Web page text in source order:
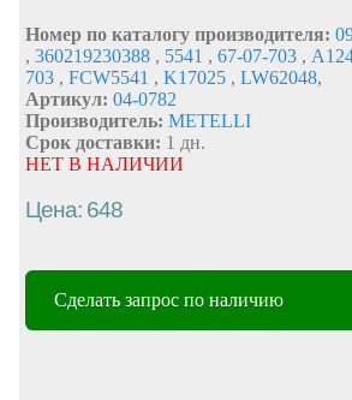
Номер по каталогу производителя:
, 360219230388 , 5541 , 67-07-703 ,
703 , FCW5541 , K17025 , LW62048,
Артикул: 04-0782
Производитель: METELLI
Срок доставки: 1 дн.
НЕТ В НАЛИЧИИ
Цена: 648
Сделать запрос по наличию